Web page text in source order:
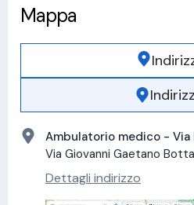
Mappa
Ambulatorio medico - Via
Via Giovanni Gaetano
Dettagli indirizzo